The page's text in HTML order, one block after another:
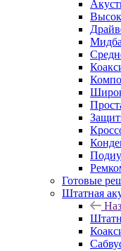
Готовые
Штатная